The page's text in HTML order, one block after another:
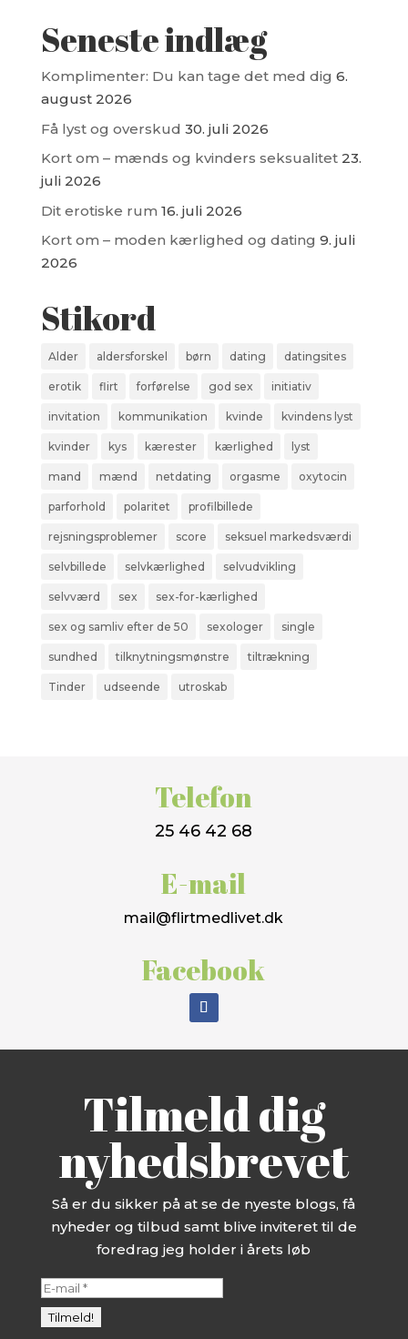
Seneste indlæg
Komplimenter: Du kan tage det med dig 6.
august 2026
Få lyst og overskud 30. juli 2026
Kort om – mænds og kvinders seksualitet 23.
juli 2026
Dit erotiske rum 16. juli 2026
Kort om – moden kærlighed og dating 9. juli
2026
Stikord
Alder aldersforskel børn dating datingsites
erotik flirt forførelse god sex initiativ
invitation kommunikation kvinde kvindens lyst
kvinder kys kærester kærlighed lyst
mand mænd netdating orgasme oxytocin
parforhold polaritet profilbillede
rejsningsproblemer score seksuel markedsværdi
selvbillede selvkærlighed selvudvikling
selvværd sex sex-for-kærlighed
sex og samliv efter de 50 sexologer single
sundhed tilknytningsmønstre tiltrækning
Tinder udseende utroskab
Telefon
25 46 42 68
E-mail
mail@flirtmedlivet.dk
Facebook
Tilmeld dig
nyhedsbrevet
Så er du sikker på at se de nyeste blogs, få
nyheder og tilbud samt blive inviteret til de
foredrag jeg holder i årets løb